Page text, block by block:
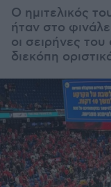
Ο ημιτελικός
ήταν στο
οι σειρήνες
διεκόπη